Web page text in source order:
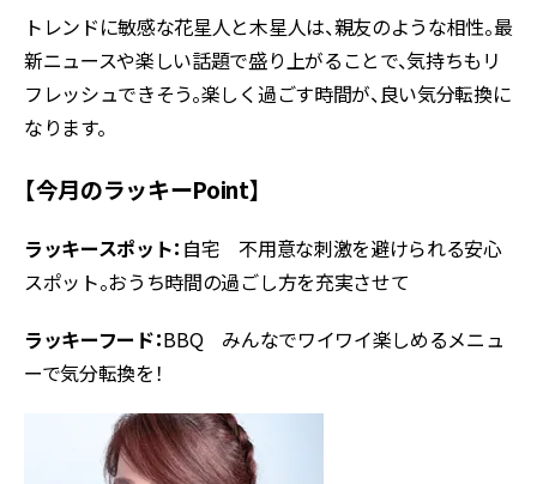
トレンドに敏感な花星人と木星人は、親友のような相性。最
新ニュースや楽しい話題で盛り上がることで、気持ちもリ
フレッシュできそう。楽しく過ごす時間が、良い気分転換に
なります。
【今月のラッキーPoint】
ラッキースポット： 自宅 不用意な刺激を避けられる安心
スポット。おうち時間の過ごし方を充実させて
ラッキーフード：BBQ みんなでワイワイ楽しめるメニュ
ーで気分転換を！